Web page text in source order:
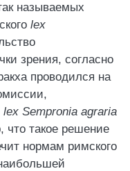
называемых
lex
зрения, согласно
проводился на
lex Sempronia agraria
что такое решение
нормам римского